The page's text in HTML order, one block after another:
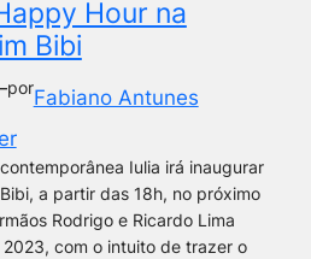
Hour na
Bibi
porFabiano Antunes
Iulia irá inaugurar
a partir das 18h, no próximo
Rodrigo e Ricardo Lima
com o intuito de trazer o